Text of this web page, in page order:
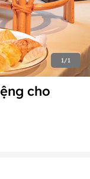
1/1
cho